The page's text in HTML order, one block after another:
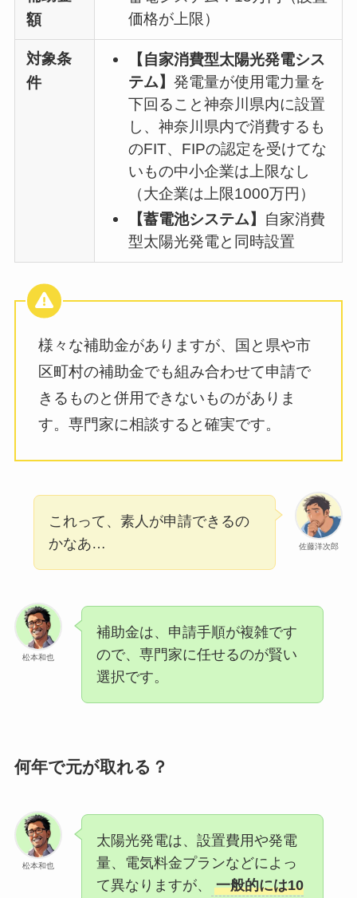
額
価格が上限）
対象条
件
【自家消費型太陽光発電シス
テム】発電量が使用電力量を
下回ること神奈川県内に設置
し、神奈川県内で消費するも
のFIT、FIPの認定を受けてな
いもの中小企業は上限なし
（大企業は上限1000万円）
【蓄電池システム】 自家消費
型太陽光発電と同時設置
様々な補助金がありますが、国と県や市
区町村の補助金でも組み合わせて申請で
きるものと併用できないものがありま
す。専門家に相談すると確実です。
佐藤洋次郎
これって、素人が申請できるの
かなあ…
松本和也
補助金は、申請手順が複雑です
ので、専門家に任せるのが賢い
選択です。
何年で元が取れる？
松本和也
太陽光発電は、設置費用や発電
量、電気料金プランなどによっ
て異なりますが、
一般的には10